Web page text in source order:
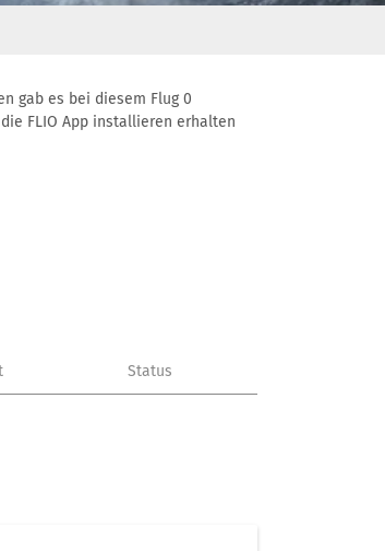
gab es bei diesem Flug 0
FLIO App installieren erhalten
Status